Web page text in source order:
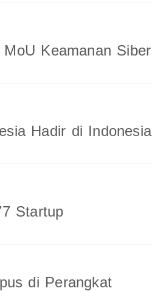
Keamanan Siber
Hadir di Indonesia
Startup
di Perangkat